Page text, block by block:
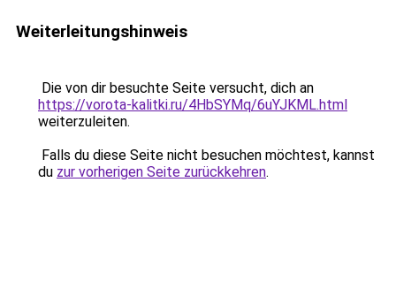
Weiterleitungshinweis
Die von dir besuchte Seite versucht, dich an
https://vorota-kalitki.ru/4HbSYMq/6uYJKML.html
weiterzuleiten.
Falls du diese Seite nicht besuchen möchtest, kannst
du zur vorherigen Seite zurückkehren.